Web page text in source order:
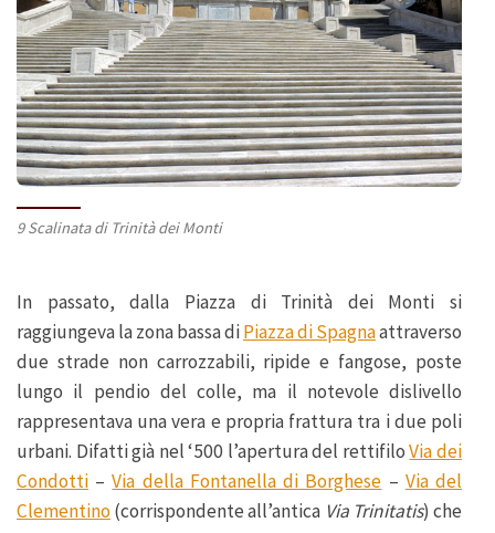
9 Scalinata di Trinità dei Monti
In passato, dalla Piazza di Trinità dei Monti si
raggiungeva la zona bassa diPiazza di Spagnaattraverso
due strade non carrozzabili, ripide e fangose, poste
lungo il pendio del colle, ma il notevole dislivello
rappresentava una vera e propria frattura tra i due poli
urbani. Difatti già nel ‘500 l’apertura del rettifiloVia dei
Condotti –Via della Fontanella di Borghese – Via del
Clementino(corrispondente all’antica Via Trinitatis) che